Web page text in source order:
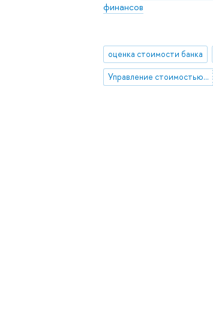
финансов
оценка стоимости банка
Управление стоимостью предприятия